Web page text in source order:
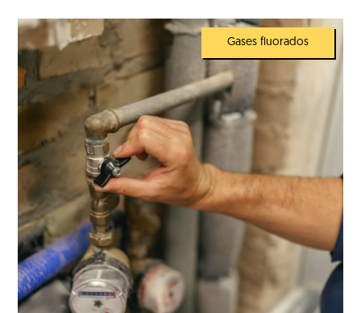
Gases fluorados